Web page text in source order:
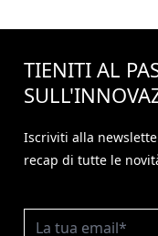
TIENITI AL
SULL'
Iscriviti alla
recap di tutte le